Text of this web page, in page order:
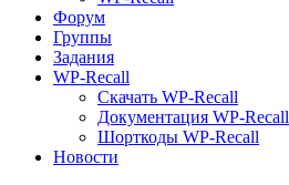
Форум
Группы
Задания
WP-Recall
Скачать WP-Recall
Документация WP-Recall
Шорткоды WP-Recall
Новости